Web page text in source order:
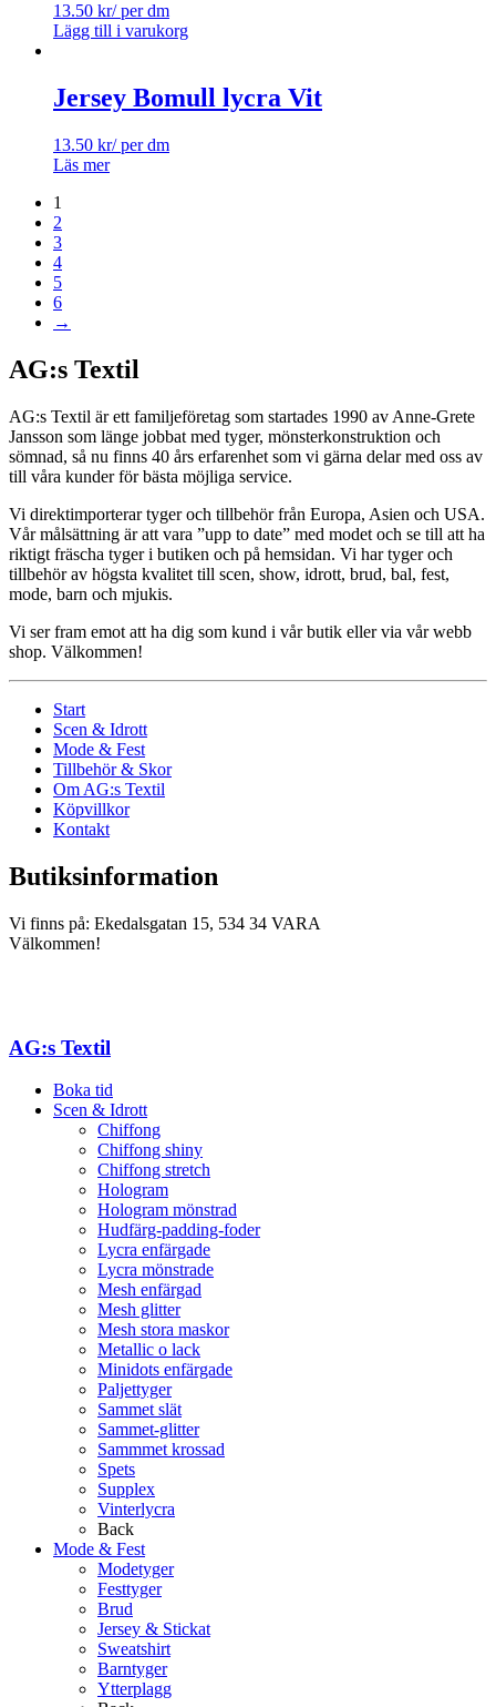
13.50 kr/ per dm
Lägg till i varukorg
Jersey Bomull lycra Vit
13.50 kr/ per dm
Läs mer
1
2
3
4
5
6
→
AG:s Textil
AG:s Textil är ett familjeföretag som startades 1990 av Anne-Grete
Jansson som länge jobbat med tyger, mönsterkonstruktion och
sömnad, så nu finns 40 års erfarenhet som vi gärna delar med oss av
till våra kunder för bästa möjliga service.
Vi direktimporterar tyger och tillbehör från Europa, Asien och USA.
Vår målsättning är att vara ”upp to date” med modet och se till att ha
riktigt fräscha tyger i butiken och på hemsidan. Vi har tyger och
tillbehör av högsta kvalitet till scen, show, idrott, brud, bal, fest,
mode, barn och mjukis.
Vi ser fram emot att ha dig som kund i vår butik eller via vår webb
shop. Välkommen!
Start
Scen & Idrott
Mode & Fest
Tillbehör & Skor
Om AG:s Textil
Köpvillkor
Kontakt
Butiksinformation
Vi finns på: Ekedalsgatan 15, 534 34 VARA
Välkommen!
AG:s Textil
Boka tid
Scen & Idrott
Chiffong
Chiffong shiny
Chiffong stretch
Hologram
Hologram mönstrad
Hudfärg-padding-foder
Lycra enfärgade
Lycra mönstrade
Mesh enfärgad
Mesh glitter
Mesh stora maskor
Metallic o lack
Minidots enfärgade
Paljettyger
Sammet slät
Sammet-glitter
Sammmet krossad
Spets
Supplex
Vinterlycra
Back
Mode & Fest
Modetyger
Festtyger
Brud
Jersey & Stickat
Sweatshirt
Barntyger
Ytterplagg